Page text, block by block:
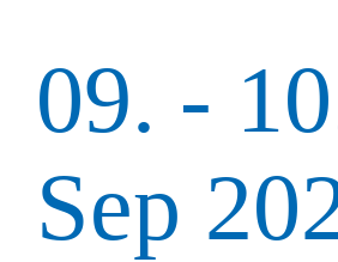
09. -
Sep